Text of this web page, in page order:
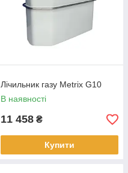
Лічильник газу Metrix G10
В наявності
11 458 ₴
Купити